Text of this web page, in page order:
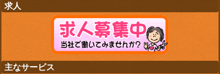
求人
主なサービス